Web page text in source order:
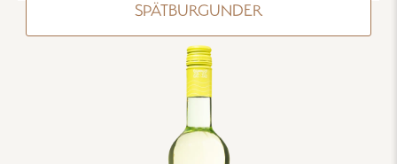
SPÄTBURGUNDER